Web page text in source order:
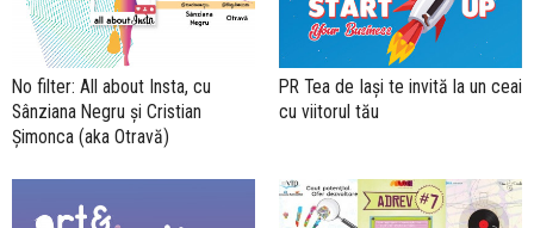
No filter: All about Insta, cu
Sânziana Negru și Cristian
Șimonca (aka Otravă)
PR Tea de Iași te invită la un ceai
cu viitorul tău